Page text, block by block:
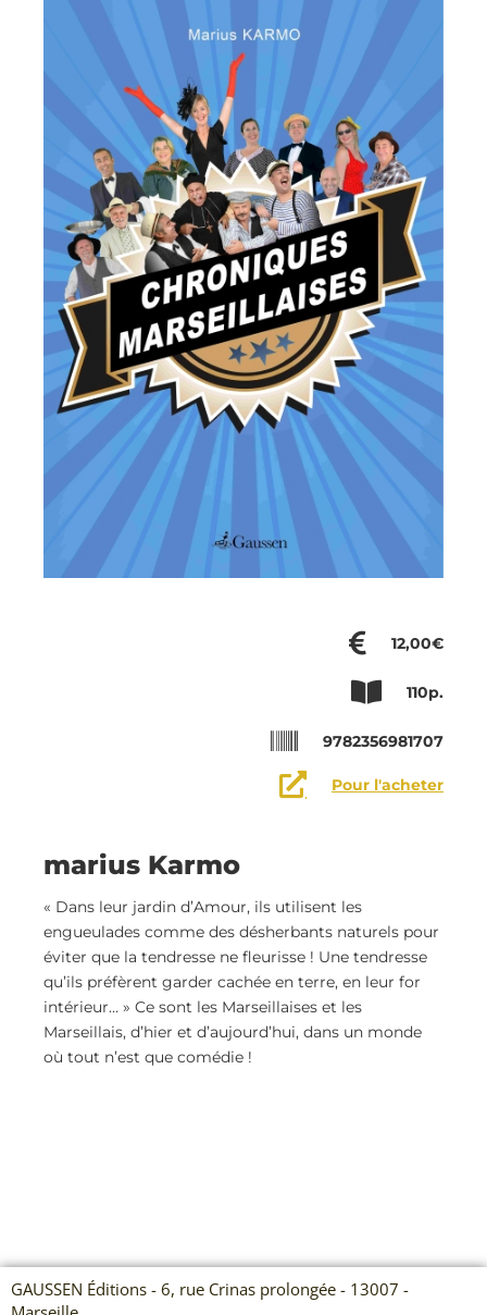
12,00€
110p.
9782356981707
Pour l'acheter
marius Karmo
« Dans leur jardin d’Amour, ils utilisent les
engueulades comme des désherbants naturels pour
éviter que la tendresse ne fleurisse ! Une tendresse
qu’ils préfèrent garder cachée en terre, en leur for
intérieur… » Ce sont les Marseillaises et les
Marseillais, d’hier et d’aujourd’hui, dans un monde
où tout n’est que comédie !
GAUSSEN Éditions - 6, rue Crinas prolongée - 13007 -